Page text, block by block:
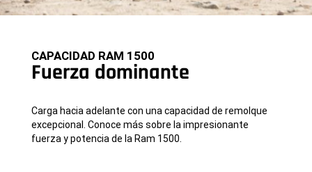
CAPACIDAD RAM 1500
Fuerza dominante
Carga hacia adelante con una capacidad de remolque
excepcional. Conoce más sobre la impresionante
fuerza y ​​potencia de la Ram 1500.